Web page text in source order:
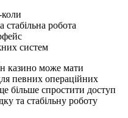
коли
робота
систем
казино може мати
певних операційних
більше спростити доступ
та стабільну роботу